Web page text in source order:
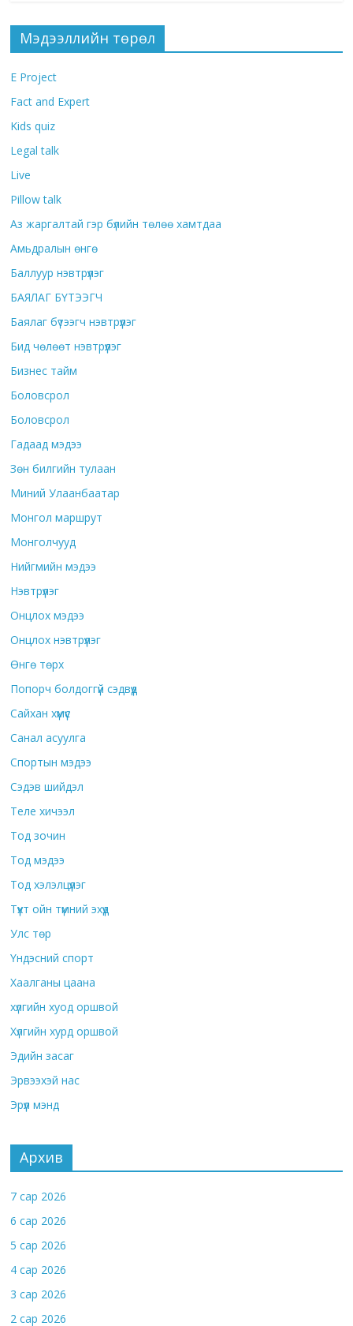
Мэдээллийн төрөл
E Project
Fact and Expert
Kids quiz
Legal talk
Live
Pillow talk
Аз жаргалтай гэр бүлийн төлөө хамтдаа
Амьдралын өнгө
Баллуур нэвтрүүлэг
БАЯЛАГ БҮТЭЭГЧ
Баялаг бүтээгч нэвтрүүлэг
Бид чөлөөт нэвтрүүлэг
Бизнес тайм
Боловсрол
Боловсрол
Гадаад мэдээ
Зөн билгийн тулаан
Миний Улаанбаатар
Монгол маршрут
Монголчууд
Нийгмийн мэдээ
Нэвтрүүлэг
Онцлох мэдээ
Онцлох нэвтрүүлэг
Өнгө төрх
Попорч болдоггүй сэдвүүд
Сайхан хүмүүс
Санал асуулга
Спортын мэдээ
Сэдэв шийдэл
Теле хичээл
Тод зочин
Тод мэдээ
Тод хэлэлцүүлэг
Түүхт ойн түмний эхүүд
Улс төр
Үндэсний спорт
Хаалганы цаана
хүлгийн хуод оршвой
Хүлгийн хурд оршвой
Эдийн засаг
Эрвээхэй нас
Эрүүл мэнд
Архив
7 сар 2026
6 сар 2026
5 сар 2026
4 сар 2026
3 сар 2026
2 сар 2026